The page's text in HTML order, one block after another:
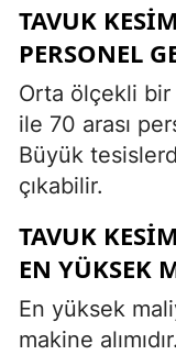
TAVUK
PERSONEL
Orta ölçekli bir
ile 70 arası
Büyük
çıkabilir.
TAVUK
EN YÜKSEK
En yüksek
makine